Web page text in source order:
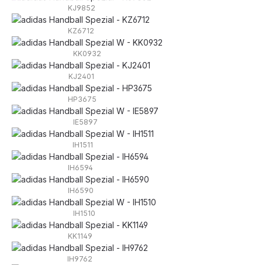
KJ9852
KZ6712
KK0932
KJ2401
HP3675
IE5897
IH1511
IH6594
IH6590
IH1510
KK1149
IH9762